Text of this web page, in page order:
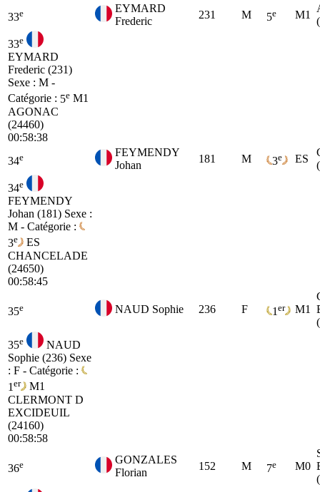
33e
EYMARD
Frederic
231 M 5e M1
33e
EYMARD
Frederic (231)
Sexe : M -
Catégorie : 5e M1
AGONAC
(24460)
00:58:38
34e
FEYMENDY
Johan
181 M 3e ES
34e
FEYMENDY
Johan (181) Sexe :
M - Catégorie :
3e
ES
CHANCELADE
(24650)
00:58:45
35e NAUD Sophie 236 F 1 er M1
35e
NAUD
Sophie (236) Sexe
: F - Catégorie :
1 er
M1
CLERMONT D
EXCIDEUIL
(24160)
00:58:58
36e
GONZALES
Florian
152 M 7e M0